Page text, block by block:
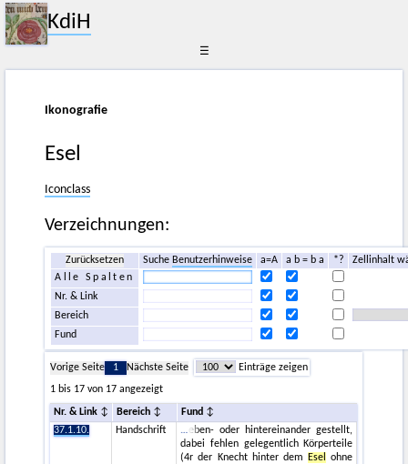
KdiH
☰
Ikonografie
Esel
Iconclass
Verzeichnungen:
Zurücksetzen Suche Benutzerhinweise a=A a b = b a *?
Zellinhalt
Alle Spalten
Nr. & Link
Bereich
Fund
Vorige Seite 1 Nächste Seite
Einträge zeigen
1 bis 17 von 17 angezeigt
Nr. & Link Bereich
Fund
37.1.10.
Handschrift
eben- oder hintereinander gestellt,
dabei fehlen gelegentlich Körperteile
(4r der Knecht hinter dem
Esel
ohne